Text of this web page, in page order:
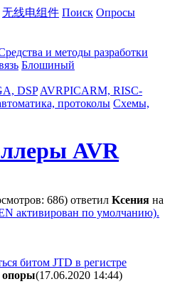
无线电组件 Поиск Опросы
и методы разработки
Блошиный
DSP AVRPICARM, RISC-
протоколы Схемы,
AVR
686) ответил Kceния на
активирован по умолчанию).
битом JTD в регистре
oпopы(17.06.2020 14:44)